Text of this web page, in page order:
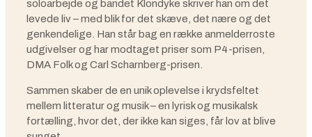
soloarbejde og bandet Klondyke skriver han om det
levede liv – med blik for det skæve, det nære og det
genkendelige. Han står bag en række anmelderroste
udgivelser og har modtaget priser som P4-prisen,
DMA Folk og Carl Scharnberg-prisen.
Sammen skaber de en unik oplevelse i krydsfeltet
mellem litteratur og musik – en lyrisk og musikalsk
fortælling, hvor det, der ikke kan siges, får lov at blive